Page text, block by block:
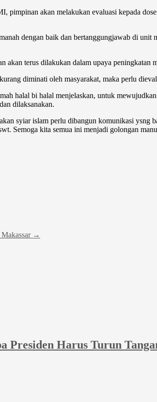
akan melakukan evaluasi kepada
dengan baik dan bertanggungjawab di
terus dilakukan dalam upaya peningkatan
diminati oleh masyarakat, maka perlu
halal bi halal menjelaskan, untuk
dilaksanakan.
syiar islam perlu dibangun komunikasi
Semoga kita semua ini menjadi golongan
→
Harus Turun